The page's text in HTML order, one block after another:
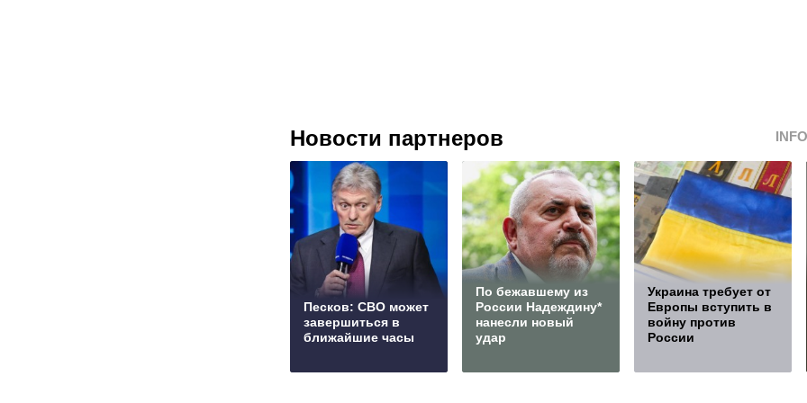
Новости партнеров
Песков: СВО может
завершиться в
ближайшие часы
По бежавшему из
России Надеждину*
нанесли новый
удар
Украина требует от
Европы вступить в
войну против
России